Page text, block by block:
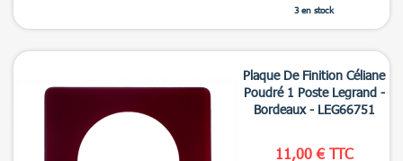
Aperçu rapide
3 en stock
Plaque De Finition Céliane
Poudré 1 Poste Legrand -
Bordeaux - LEG66751
11,00 € TTC